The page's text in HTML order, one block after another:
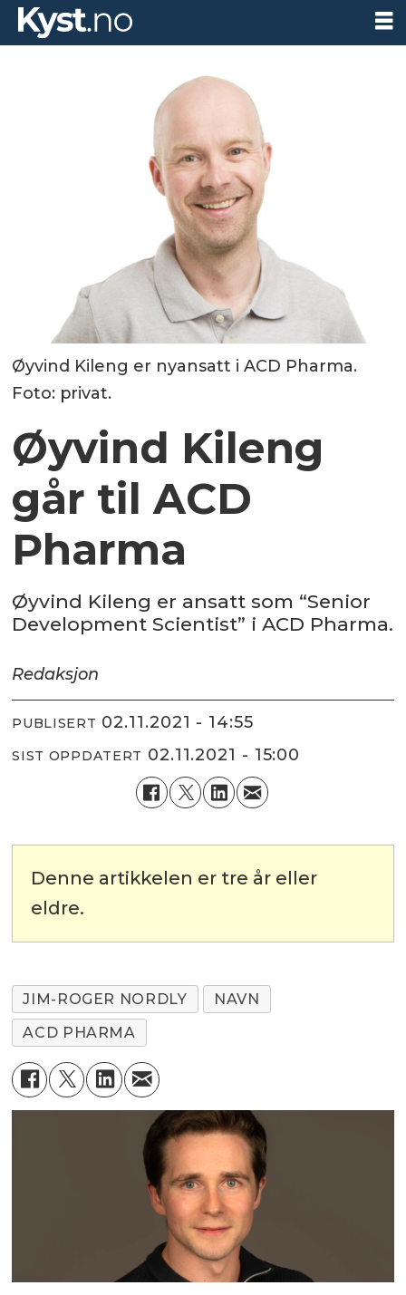
Øyvind Kileng er nyansatt i ACD Pharma.
Foto: privat.
Øyvind Kileng
går til ACD
Pharma
Øyvind Kileng er ansatt som “Senior
Development Scientist” i ACD Pharma.
Redaksjon
PUBLISERT 02.11.2021 - 14:55
SIST OPPDATERT 02.11.2021 - 15:00
Denne artikkelen er tre år eller
eldre.
JIM-ROGER NORDLY
NAVN
ACD PHARMA